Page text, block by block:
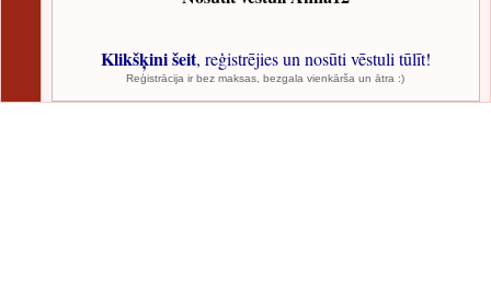
Klikšķini šeit, reģistrējies un nosūti vēstuli tūlīt!
Reģistrācija ir bez maksas, bezgala vienkārša un ātra :)